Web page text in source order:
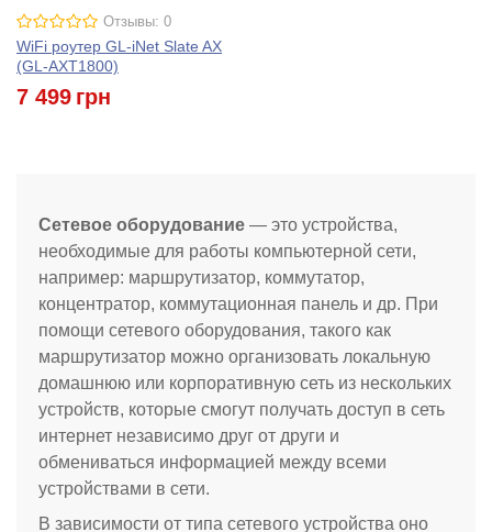
Отзывы: 0
WiFi роутер GL-iNet Slate AX
(GL-AXT1800)
7 499 грн
Сетевое оборудование — это устройства,
необходимые для работы компьютерной сети,
например: маршрутизатор, коммутатор,
концентратор, коммутационная панель и др. При
помощи сетевого оборудования, такого как
маршрутизатор можно организовать локальную
домашнюю или корпоративную сеть из нескольких
устройств, которые смогут получать доступ в сеть
интернет независимо друг от други и
обмениваться информацией между всеми
устройствами в сети.
В зависимости от типа сетевого устройства оно